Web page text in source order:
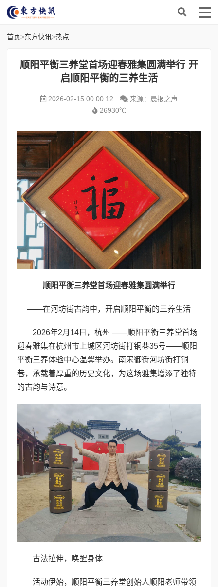
首页>东方快讯>热点
顺阳平衡三养堂首场迎春雅集圆满举行 开
启顺阳平衡的三养生活
2026-02-15 00:00:12
来源：晨报之声
26930℃
顺阳平衡三养堂首场迎春雅集圆满举行
——在河坊街古韵中，开启顺阳平衡的三养生活
2026年2月14日，杭州 ——顺阳平衡三养堂首场
迎春雅集在杭州市上城区河坊街打铜巷35号——顺阳
平衡三养体验中心温馨举办。南宋御街河坊街打铜
巷，承载着厚重的历史文化，为这场雅集增添了独特
的古韵与诗意。
古法拉伸，唤醒身体
活动伊始，顺阳平衡三养堂创始人顺阳老师带领